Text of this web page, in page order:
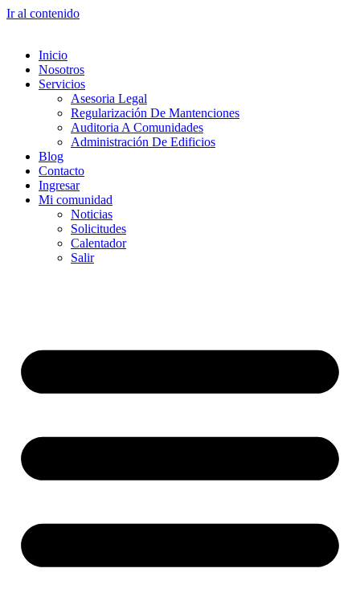
Ir al contenido
Inicio
Nosotros
Servicios
Asesoria Legal
Regularización De Mantenciones
Auditoria A Comunidades
Administración De Edificios
Blog
Contacto
Ingresar
Mi comunidad
Noticias
Solicitudes
Calentador
Salir